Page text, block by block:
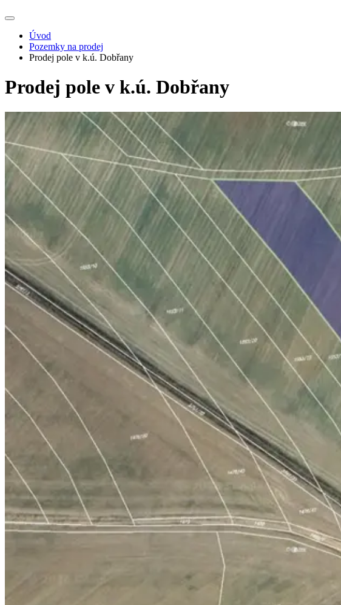
Úvod
Pozemky na prodej
Prodej pole v k.ú. Dobřany
Prodej pole v k.ú. Dobřany